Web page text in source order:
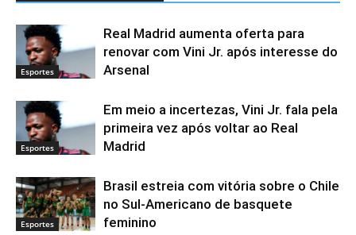
Esportes
Real Madrid aumenta oferta para
renovar com Vini Jr. após interesse do
Arsenal
Esportes
Em meio a incertezas, Vini Jr. fala pela
primeira vez após voltar ao Real
Madrid
Esportes
Brasil estreia com vitória sobre o Chile
no Sul-Americano de basquete
feminino